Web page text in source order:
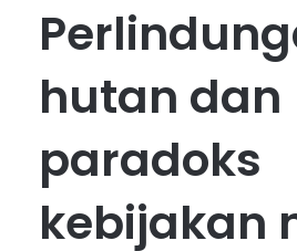
hutan dan
paradoks
kebijakan